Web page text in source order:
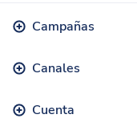
Campañas
Canales
Cuenta